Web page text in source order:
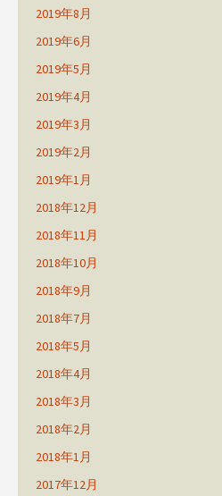
2019年8月
2019年6月
2019年5月
2019年4月
2019年3月
2019年2月
2019年1月
2018年12月
2018年11月
2018年10月
2018年9月
2018年7月
2018年5月
2018年4月
2018年3月
2018年2月
2018年1月
2017年12月